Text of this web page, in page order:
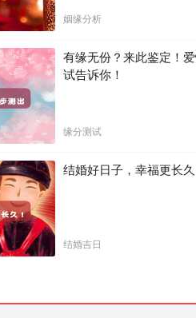
姻缘分析
有缘无份？来此鉴定！
试告诉你！
缘分测试
结婚好日子，幸福更长
结婚吉日